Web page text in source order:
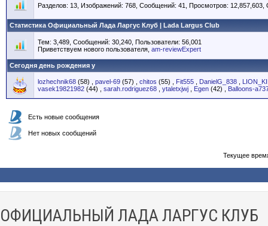
Разделов: 13, Изображений: 768, Сообщений: 41, Просмотров:
Статистика Официальный Лада Ларгус Клуб | Lada Largus Club
Тем: 3,489, Сообщений: 30,240, Пользователи: 56,001
Приветствуем нового пользователя, am-reviewExpert
Сегодня день рождения у
lozhechnik68 (58) pavel-69 (57) chitos (55) Fit555 DanielG_838
vasek19821982 (44) sarah.rodriguez68 ytaletxjwj Egen (42) Balloons-
Есть новые сообщения
Нет новых сообщений
Текущее
ОФИЦИАЛЬНЫЙ ЛАДА ЛАРГУС КЛУБ